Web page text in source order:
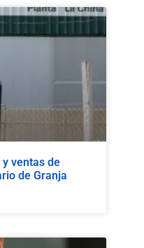
ventas de
de Granja